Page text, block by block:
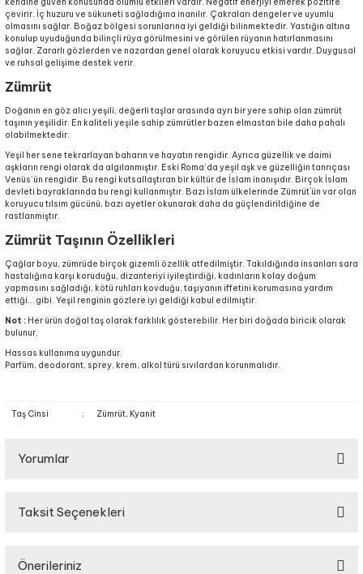
çevirir. İç huzuru ve sükuneti sağladığına inanılır. Çakraları dengeler ve uyumlu
olmasını sağlar. Boğaz bölgesi sorunlarına iyi geldiği bilinmektedir. Yastığın altına
konulup uyuduğunda bilinçli rüya görülmesini ve görülen rüyanın hatırlanmasını
sağlar. Zararlı gözlerden ve nazardan genel olarak koruyucu etkisi vardır. Duygusal
ve ruhsal gelişime destek verir.
Zümrüt
Doğanın en göz alıcı yeşili, değerli taşlar arasında ayrı bir yere sahip olan zümrüt
taşının yeşilidir. En kaliteli yeşile sahip zümrütler bazen elmastan bile daha pahalı
olabilmektedir.
Yeşil her sene tekrarlayan baharın ve hayatın rengidir. Ayrıca güzellik ve daimi
aşkların rengi olarak da algılanmıştır. Eski Roma’da yeşil aşk ve güzelliğin tanrıçası
Venüs’ün rengidir. Bu rengi kutsallaştıran bir kültür de İslam inanışıdır. Birçok İslam
devleti bayraklarında bu rengi kullanmıştır. Bazı İslam ülkelerinde Zümrüt`ün var olan
koruyucu tılsım gücünü, bazı ayetler okunarak daha da güçlendirildiğine de
rastlanmıştır.
Zümrüt Taşının Özellikleri
Çağlar boyu, zümrüde birçok gizemli özellik atfedilmiştir. Takıldığında insanları sara
hastalığına karşı koruduğu, dizanteriyi iyileştirdiği, kadınların kolay doğum
yapmasını sağladığı, kötü ruhları kovduğu, taşıyanın iffetini korumasına yardım
ettiği… gibi. Yeşil renginin gözlere iyi geldiği kabul edilmiştir.
Not : Her ürün doğal taş olarak farklılık gösterebilir. Her biri doğada biricik olarak
bulunur.
Hassas kullanıma uygundur.
Parfüm, deodorant, sprey, krem, alkol türü sıvılardan korunmalıdır.
Taş Cinsi : Zümrüt, Kyanit
Yorumlar
Taksit Seçenekleri
Önerileriniz